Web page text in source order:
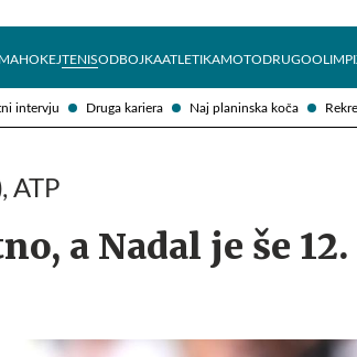
intervju Druga kariera Naj planinska koča
HOKEJTENISODBOJKAATLETIKAMOTODRUGO
ATP
a Nadal je še